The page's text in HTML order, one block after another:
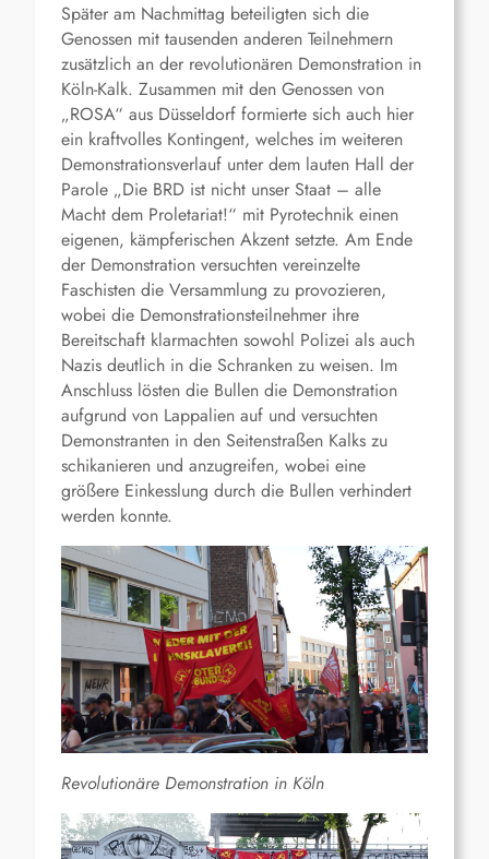
Später am Nachmittag beteiligten sich die
Genossen mit tausenden anderen Teilnehmern
zusätzlich an der revolutionären Demonstration in
Köln-Kalk. Zusammen mit den Genossen von
„ROSA“ aus Düsseldorf formierte sich auch hier
ein kraftvolles Kontingent, welches im weiteren
Demonstrationsverlauf unter dem lauten Hall der
Parole „Die BRD ist nicht unser Staat – alle
Macht dem Proletariat!“ mit Pyrotechnik einen
eigenen, kämpferischen Akzent setzte. Am Ende
der Demonstration versuchten vereinzelte
Faschisten die Versammlung zu provozieren,
wobei die Demonstrationsteilnehmer ihre
Bereitschaft klarmachten sowohl Polizei als auch
Nazis deutlich in die Schranken zu weisen. Im
Anschluss lösten die Bullen die Demonstration
aufgrund von Lappalien auf und versuchten
Demonstranten in den Seitenstraßen Kalks zu
schikanieren und anzugreifen, wobei eine
größere Einkesslung durch die Bullen verhindert
werden konnte.
Revolutionäre Demonstration in Köln